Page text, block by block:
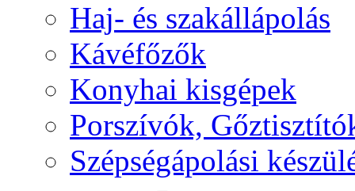
Haj- és szakállápolás
Kávéfőzők
Konyhai kisgépek
Porszívók,
Szépségápolási